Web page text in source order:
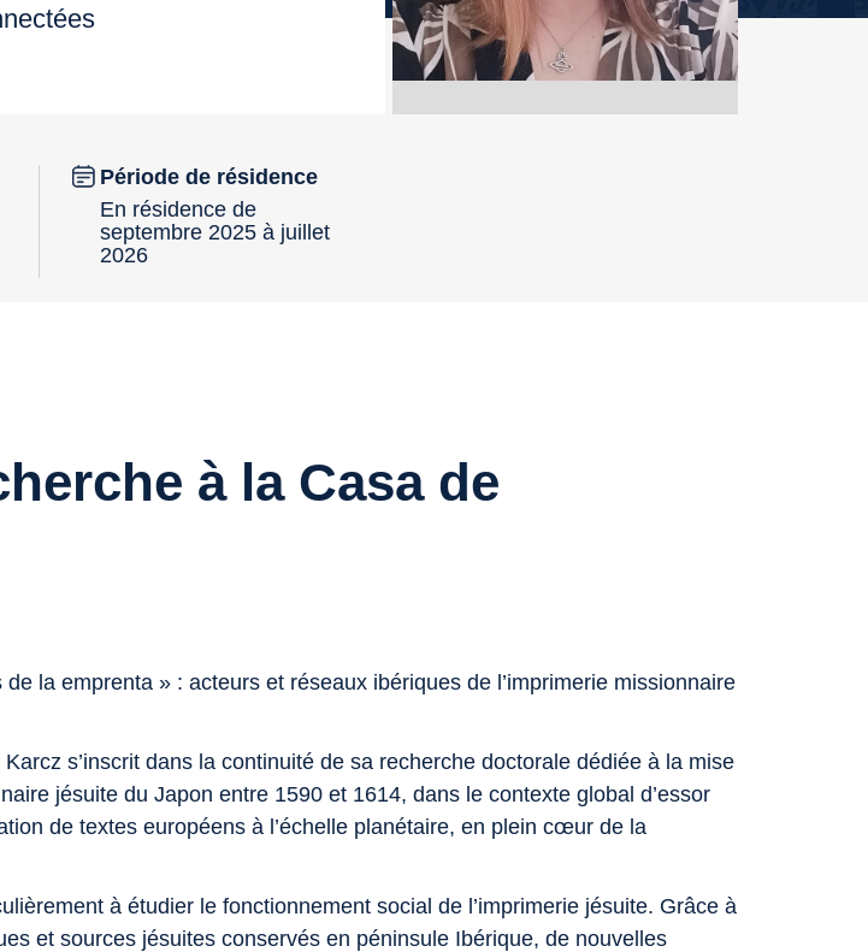
Période de résidence
En résidence de
septembre 2025 à juillet
2026
à la Casa de
de la emprenta » : acteurs et réseaux ibériques de l’imprimerie missionnaire
s’inscrit dans la continuité de sa recherche doctorale dédiée à la mise
jésuite du Japon entre 1590 et 1614, dans le contexte global d’essor
de textes européens à l’échelle planétaire, en plein cœur de la
à étudier le fonctionnement social de l’imprimerie jésuite. Grâce à
et sources jésuites conservés en péninsule Ibérique, de nouvelles